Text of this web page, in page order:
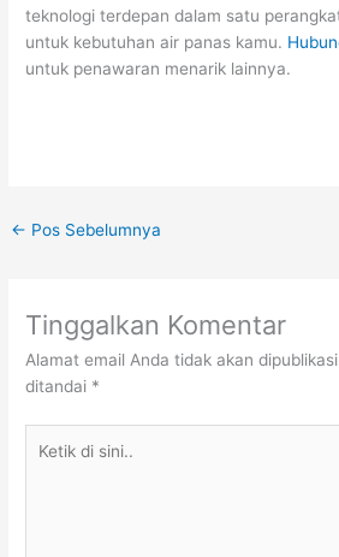
teknologi terdepan dalam satu
untuk kebutuhan air panas kamu.
untuk penawaran menarik lainnya.
← Pos Sebelumnya
Tinggalkan Komentar
Alamat email Anda tidak akan
ditandai *